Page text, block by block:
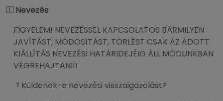
Nevezés
FIGYELEM! NEVEZÉSSEL KAPCSOLATOS BÁRMILYEN
JAVÍTÁST, MÓDOSÍTÁST, TÖRLÉST CSAK AZ ADOTT
KIÁLLÍTÁS NEVEZÉSI HATÁRIDEJÉIG ÁLL MÓDUNKBAN
VÉGREHAJTANI!!
Küldenek-e nevezési visszaigazolást?